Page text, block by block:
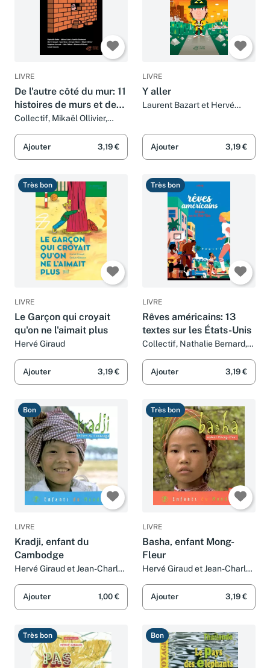
LIVRE
De l'autre côté du mur: 11
histoires de murs et de
frontières
Collectif, Mikaël Ollivier,
Florence Thinard, Adrien
Cadot, Aurélie Darbouret,
Stéphane Servant, Viviane
Moore, Yann Mens et Hervé
Giraud
Ajouter 3,19 €
LIVRE
Y aller
Laurent Bazart et Hervé
Ajouter 3,19 €
Très bon
LIVRE
Le Garçon qui croyait
qu'on ne l'aimait plus
Hervé Giraud
Ajouter 3,19 €
Très bon
LIVRE
Rêves américains: 13
textes sur les États-Unis
Collectif, Nathalie Bernard,
Cadot, Manu Causse, Hervé
Giraud, Charles Lamoureux,
Stéphane Servant, Colin
Thibert, Florence Thinard,
Sarah Turoche dromery et
Jan Witlof
Ajouter 3,19 €
Bon
LIVRE
Kradji, enfant du
Cambodge
Hervé Giraud et Jean-Charles
Ajouter 1,00 €
Très bon
LIVRE
Basha, enfant Mong-
Fleur
Hervé Giraud et Jean-Charles
Ajouter 3,19 €
Très bon Bon